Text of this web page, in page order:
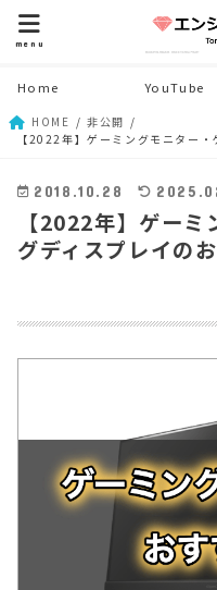
menu
Home YouTube
HOME
非公開
【2022年】ゲーミングモニター
2018.10.28
【2022年】ゲー
グディスプレイの